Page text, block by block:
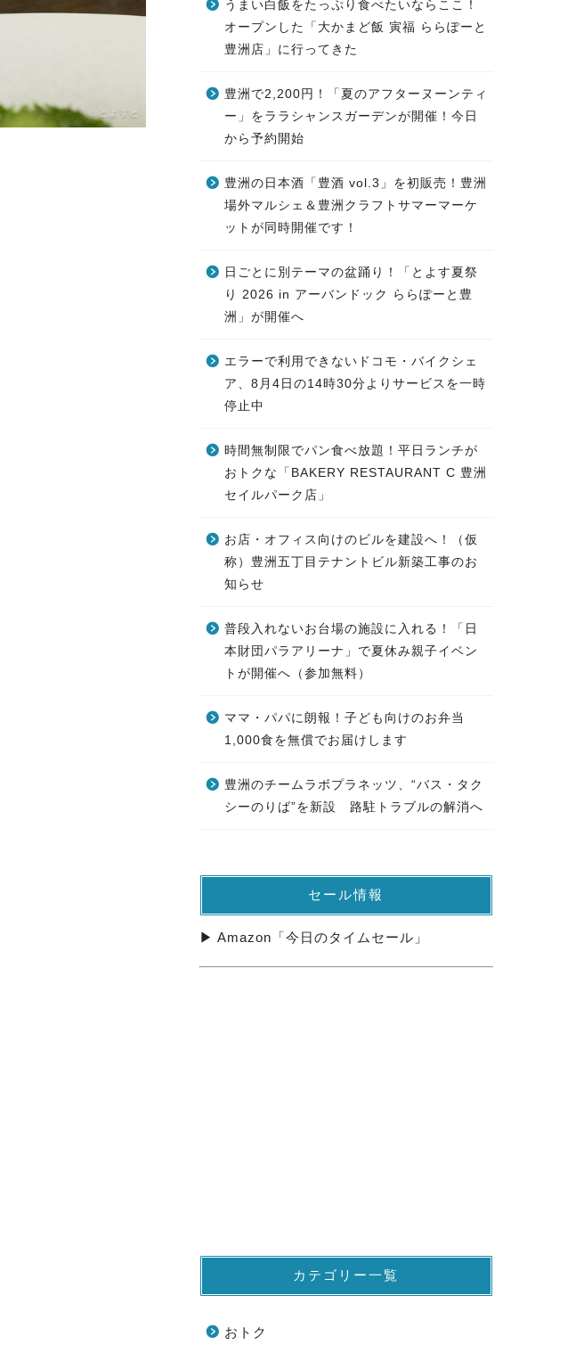
うまい白飯をたっぷり食べたいならここ！
オープンした「大かまど飯 寅福 ららぽーと
豊洲店」に行ってきた
豊洲で2,200円！「夏のアフターヌーンティ
ー」をララシャンスガーデンが開催！今日
から予約開始
豊洲の日本酒「豊酒 vol.3」を初販売！豊洲
場外マルシェ＆豊洲クラフトサマーマーケ
ットが同時開催です！
日ごとに別テーマの盆踊り！「とよす夏祭
り 2026 in アーバンドック ららぽーと豊
洲」が開催へ
エラーで利用できないドコモ・バイクシェ
ア、8月4日の14時30分よりサービスを一時
停止中
時間無制限でパン食べ放題！平日ランチが
おトクな「BAKERY RESTAURANT C 豊洲
セイルパーク店」
お店・オフィス向けのビルを建設へ！（仮
称）豊洲五丁目テナントビル新築工事のお
知らせ
普段入れないお台場の施設に入れる！「日
本財団パラアリーナ」で夏休み親子イベン
トが開催へ（参加無料）
ママ・パパに朗報！子ども向けのお弁当
1,000食を無償でお届けします
豊洲のチームラボプラネッツ、“バス・タク
シーのりば”を新設 路駐トラブルの解消へ
セール情報
▶ Amazon「今日のタイムセール」
カテゴリー一覧
おトク